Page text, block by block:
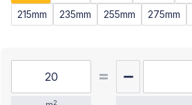
215mm
235mm 255mm 275mm
2